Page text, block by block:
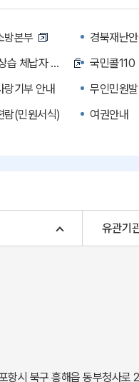
방본부 경북재난
체납자 명단 국민콜110
랑기부 안내 무인민원
람(민원서식) 여권안내
개보수 안내 조상 땅 찾
단 공연소개 동락관
유관기
항시 북구 흥해읍 동부청사로 2